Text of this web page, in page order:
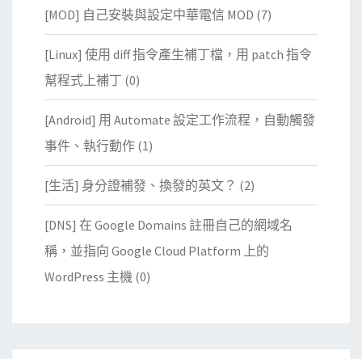
[MOD] 自己安裝與設定中華電信 MOD (7)
[Linux] 使用 diff 指令產生補丁檔，用 patch 指令
幫程式上補丁 (0)
[Android] 用 Automate 設定工作流程，自動觸發
事件、執行動作 (1)
[生活] 身分證補發、換發的英文？ (2)
[DNS] 在 Google Domains 註冊自己的網域名
稱，並指向 Google Cloud Platform 上的
WordPress 主機 (0)